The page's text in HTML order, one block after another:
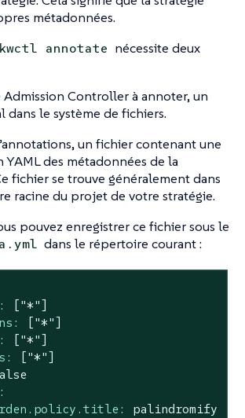
métadonnées.
kwctl annotate nécessite deux
Admission Controller à annoter, un
dans le système de fichiers.
un fichier contenant une
des métadonnées de la
fichier se trouve généralement dans
racine du projet de votre stratégie.
pouvez enregistrer ce fichier sous le
dans le répertoire courant :
["*"]
["*"]
["*"]
["*"]
palindromify